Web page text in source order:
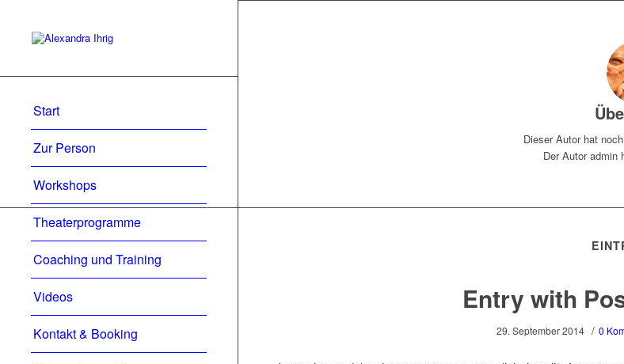
Start
Zur Person
Workshops
Theaterprogramme
Coaching und Training
Videos
Kontakt & Booking
Dieser Autor hat
Der Autoradmin
Entry with
29. September 2014 / 0